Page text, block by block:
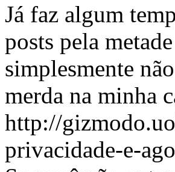
Já faz algum
posts pela
simplesmente
merda na minha
http://
privacidade-e-